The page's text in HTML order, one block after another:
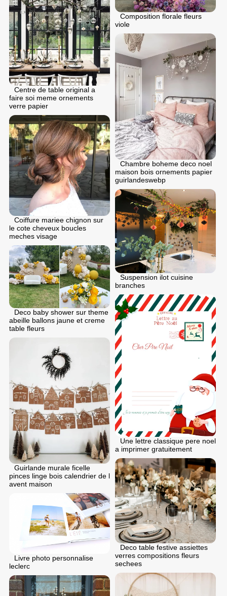
Composition florale fleurs
viole
Centre de table original a
faire soi meme ornements
verre papier
Chambre boheme deco noel
maison bois ornements papier
guirlandeswebp
Coiffure mariee chignon sur
le cote cheveux boucles
meches visage
Suspension ilot cuisine
branches
Deco baby shower sur theme
abeille ballons jaune et creme
table fleurs
Une lettre classique pere noel
a imprimer gratuitement
Guirlande murale ficelle
pinces linge bois calendrier de l
avent maison
Deco table festive assiettes
verres compositions fleurs
sechees
Livre photo personnalise
leclerc